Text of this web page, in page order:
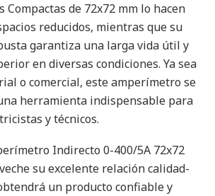
Compactas de 72x72 mm lo hacen
reducidos, mientras que su
garantiza una larga vida útil y
en diversas condiciones. Ya sea
o comercial, este amperímetro se
herramienta indispensable para
y técnicos.
Indirecto 0-400/5A 72x72
su excelente relación calidad-
un producto confiable y